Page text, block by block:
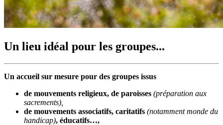
Un lieu idéal pour les groupes...
Un accueil sur mesure pour des groupes issus
de mouvements religieux, de paroisses (préparation aux
sacrements),
de mouvements associatifs, caritatifs (notamment monde du
handicap), éducatifs…,